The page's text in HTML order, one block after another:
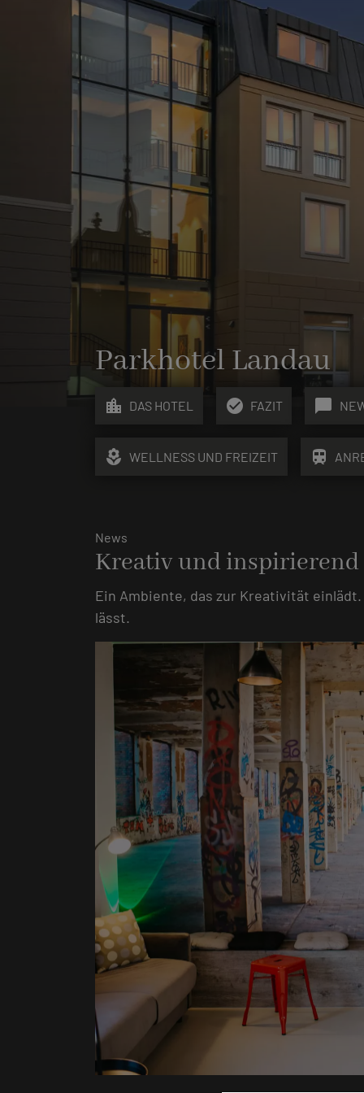
Parkhotel Landau
location_city DAS HOTEL check_circle FAZIT chat_bubble
local_florist WELLNESS UND FREIZEIT train
News
Kreativ und inspirierend
Ein Ambiente, das zur Kreativität
lässt.